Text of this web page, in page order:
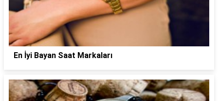
En İyi Bayan Saat Markaları